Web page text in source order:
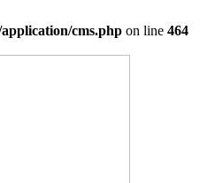
cms.php on line 464